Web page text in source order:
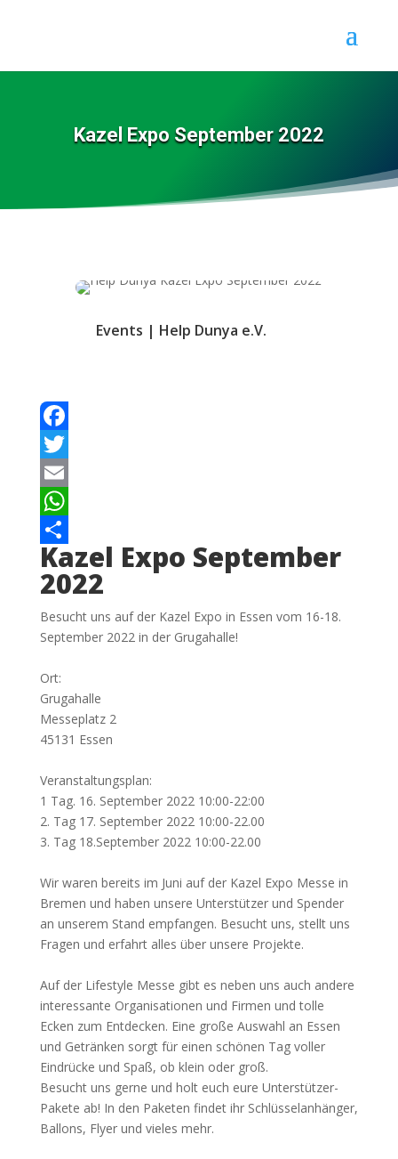
Kazel Expo September 2022
Events | Help Dunya e.V.
Facebook
Twitter
Email
WhatsApp
Teilen
Kazel Expo September
2022
Besucht uns auf der Kazel Expo in Essen vom 16-18.
September 2022 in der Grugahalle!
Ort:
Grugahalle
Messeplatz 2
45131 Essen
Veranstaltungsplan:
1 Tag. 16. September 2022 10:00-22:00
2. Tag 17. September 2022 10:00-22.00
3. Tag 18.September 2022 10:00-22.00
Wir waren bereits im Juni auf der Kazel Expo Messe in
Bremen und haben unsere Unterstützer und Spender
an unserem Stand empfangen. Besucht uns, stellt uns
Fragen und erfahrt alles über unsere Projekte.
Auf der Lifestyle Messe gibt es neben uns auch andere
interessante Organisationen und Firmen und tolle
Ecken zum Entdecken. Eine große Auswahl an Essen
und Getränken sorgt für einen schönen Tag voller
Eindrücke und Spaß, ob klein oder groß.
Besucht uns gerne und holt euch eure Unterstützer-
Pakete ab! In den Paketen findet ihr Schlüsselanhänger,
Ballons, Flyer und vieles mehr.